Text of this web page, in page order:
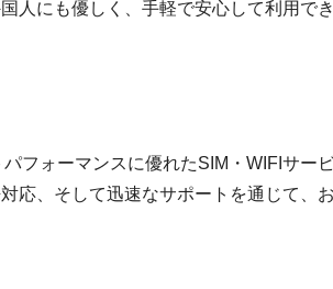
人にも優しく、手軽で安心して利用で
フォーマンスに優れたSIM・WIFIサー
応、そして迅速なサポートを通じて、